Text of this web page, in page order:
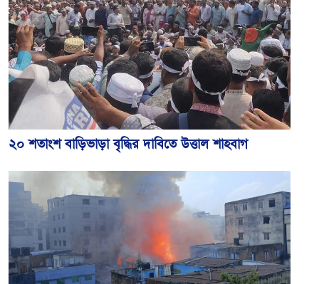
২০ শতাংশ বাড়িভাড়া বৃদ্ধির দাবিতে উত্তাল শাহবাগ